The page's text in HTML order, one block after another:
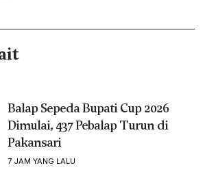
Balap Sepeda Bupati Cup 2026
Dimulai, 437 Pebalap Turun di
Pakansari
7 JAM YANG LALU